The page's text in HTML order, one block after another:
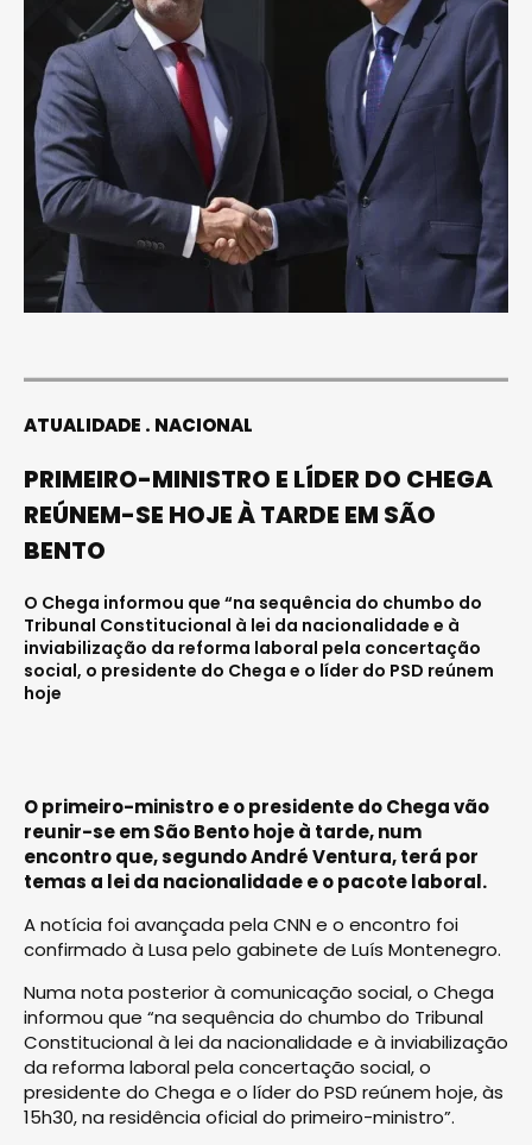
ATUALIDADE NACIONAL
PRIMEIRO-MINISTRO E LÍDER DO CHEGA
REÚNEM-SE HOJE À TARDE EM SÃO
BENTO
O Chega informou que “na sequência do chumbo do
Tribunal Constitucional à lei da nacionalidade e à
inviabilização da reforma laboral pela concertação
social, o presidente do Chega e o líder do PSD reúnem
hoje
O primeiro-ministro e o presidente do Chega vão
reunir-se em São Bento hoje à tarde, num
encontro que, segundo André Ventura, terá por
temas a lei da nacionalidade e o pacote laboral.
A notícia foi avançada pela CNN e o encontro foi
confirmado à Lusa pelo gabinete de Luís Montenegro.
Numa nota posterior à comunicação social, o Chega
informou que “na sequência do chumbo do Tribunal
Constitucional à lei da nacionalidade e à inviabilização
da reforma laboral pela concertação social, o
presidente do Chega e o líder do PSD reúnem hoje, às
15h30, na residência oficial do primeiro-ministro”.